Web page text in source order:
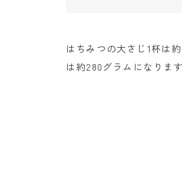
はちみつの大さじ1杯は
は約280グラムになります